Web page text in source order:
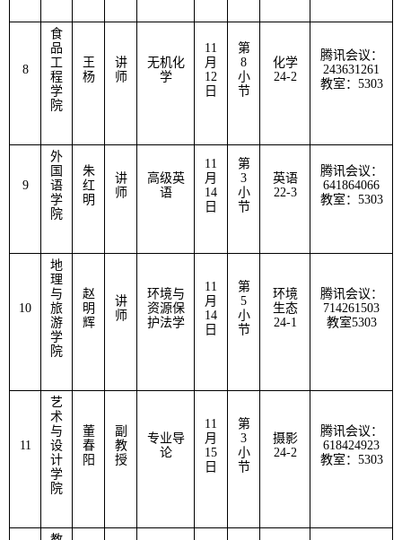
8
食
品
工
程
学
院
王
杨
讲
师
无机化
学
11
月
12
日
第
8
小
节
化学
24-2
腾讯会议：
243631261
教室： 5303
9
外
国
语
学
院
朱
红
明
讲
师
高级英
语
11
月
14
日
第
3
小
节
英语
22-3
腾讯会议：
641864066
教室： 5303
10
地
理
与
旅
游
学
院
赵
明
辉
讲
师
环境与
资源保
护法学
11
月
14
日
第
5
小
节
环境
生态
24-1
腾讯会议：
714261503
教室5303
11
艺
术
与
设
计
学
院
董
春
阳
副
教
授
专业导
论
11
月
15
日
第
3
小
节
摄影
24-2
腾讯会议：
618424923
教室： 5303